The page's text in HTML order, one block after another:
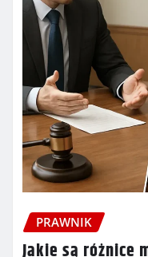
PRAWNIK
Jakie są różnice